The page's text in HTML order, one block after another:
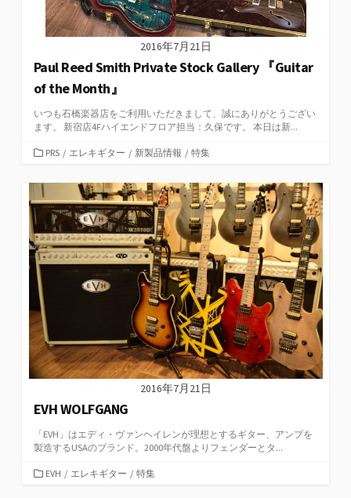
2016年7月21日
Paul Reed Smith Private Stock Gallery 『Guitar
of the Month』
いつも石橋楽器店をご利用いただきまして、誠にありがとうござい
ます。 新宿店4Fハイエンドフロア担当：久保です。 本日は新...
カ
ゴ
リ
ー
PRS / エレキギター / 新製品情報 / 特集
2016年7月21日
EVH WOLFGANG
「EVH」はエディ・ヴァンヘイレンが理想とするギター、アンプを
製造するUSAのブランド。2000年代盤よりフェンダーとタ...
カEVH / エレキギター / 特集